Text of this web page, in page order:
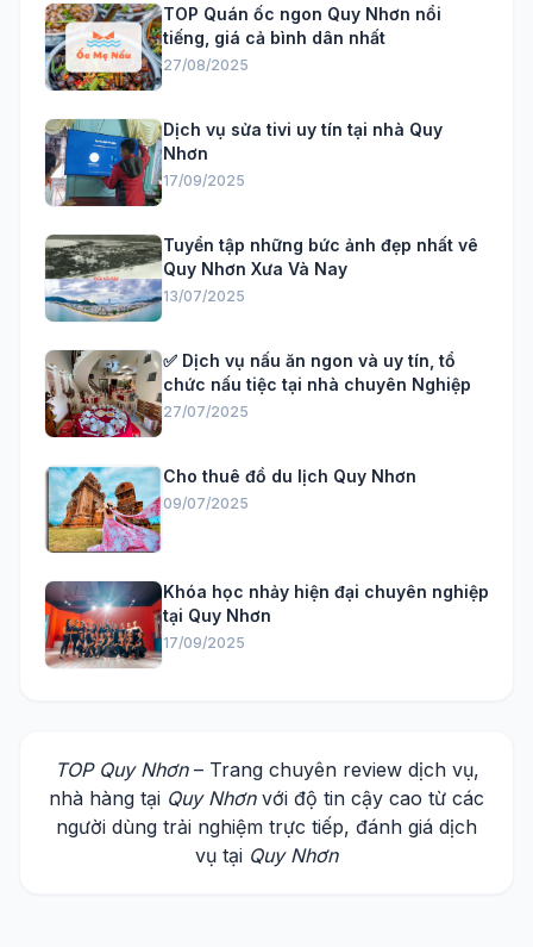
TOP Quán ốc ngon Quy Nhơn nổi
tiếng, giá cả bình dân nhất
27/08/2025
Dịch vụ sửa tivi uy tín tại nhà Quy
Nhơn
17/09/2025
Tuyển tập những bức ảnh đẹp nhất vê
Quy Nhơn Xưa Và Nay
13/07/2025
✅ Dịch vụ nấu ăn ngon và uy tín, tổ
chức nấu tiệc tại nhà chuyên Nghiệp
27/07/2025
Cho thuê đồ du lịch Quy Nhơn
09/07/2025
Khóa học nhảy hiện đại chuyên nghiệp
tại Quy Nhơn
17/09/2025
TOP Quy Nhơn– Trang chuyên review dịch vụ,
nhà hàng tại Quy Nhơnvới độ tin cậy cao từ các
người dùng trải nghiệm trực tiếp, đánh giá dịch
vụ tại Quy Nhơn